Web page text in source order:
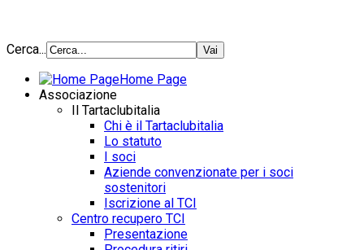
Cerca...
Home Page
Associazione
Il Tartaclubitalia
Chi è il Tartaclubitalia
Lo statuto
I soci
Aziende convenzionate per i soci
sostenitori
Iscrizione al TCI
Centro recupero TCI
Presentazione